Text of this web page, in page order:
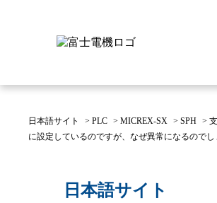
富士電機に
製品情報
IR 株主・投
サステナビ
採用情報
お問い合わ
日本語サイト > PLC > MICREX-SX > SPH >
に設定しているのですが、なぜ異常になるのでし
日本語サイト